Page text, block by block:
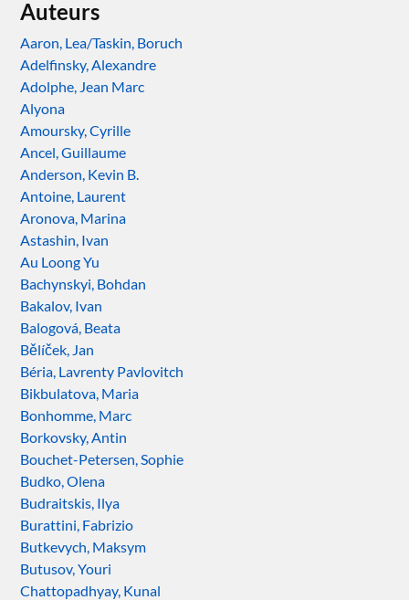
Auteurs
Aaron, Lea/Taskin, Boruch
Adelfinsky, Alexandre
Adolphe, Jean Marc
Alyona
Amoursky, Cyrille
Ancel, Guillaume
Anderson, Kevin B.
Antoine, Laurent
Aronova, Marina
Astashin, Ivan
Au Loong Yu
Bachynskyi, Bohdan
Bakalov, Ivan
Balogová, Beata
Bělíček, Jan
Béria, Lavrenty Pavlovitch
Bikbulatova, Maria
Bonhomme, Marc
Borkovsky, Antin
Bouchet-Petersen, Sophie
Budko, Olena
Budraitskis, Ilya
Burattini, Fabrizio
Butkevych, Maksym
Butusov, Youri
Chattopadhyay, Kunal